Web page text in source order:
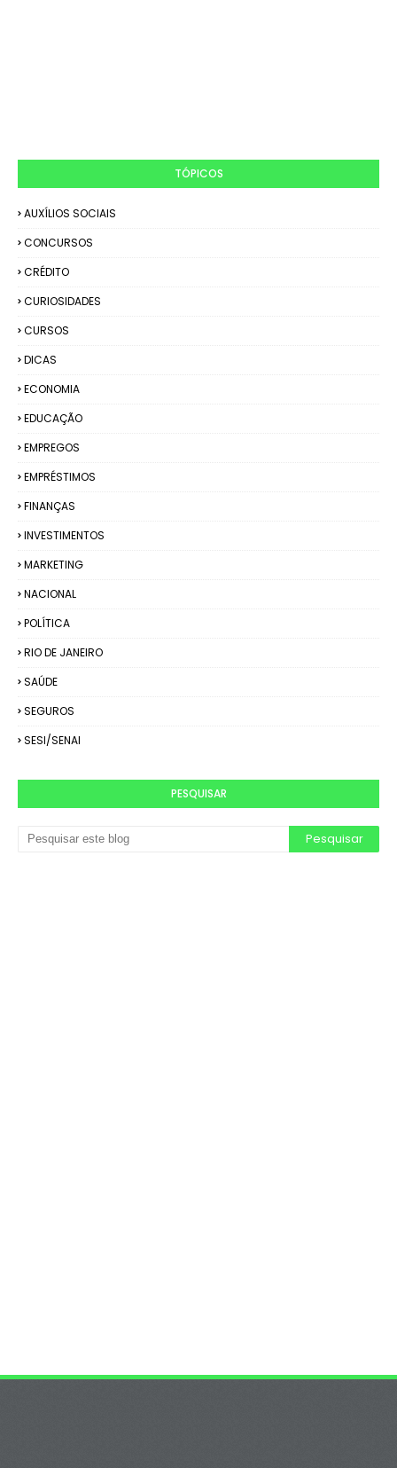
TÓPICOS
AUXÍLIOS SOCIAIS
CONCURSOS
CRÉDITO
CURIOSIDADES
CURSOS
DICAS
ECONOMIA
EDUCAÇÃO
EMPREGOS
EMPRÉSTIMOS
FINANÇAS
INVESTIMENTOS
MARKETING
NACIONAL
POLÍTICA
RIO DE JANEIRO
SAÚDE
SEGUROS
SESI/SENAI
PESQUISAR